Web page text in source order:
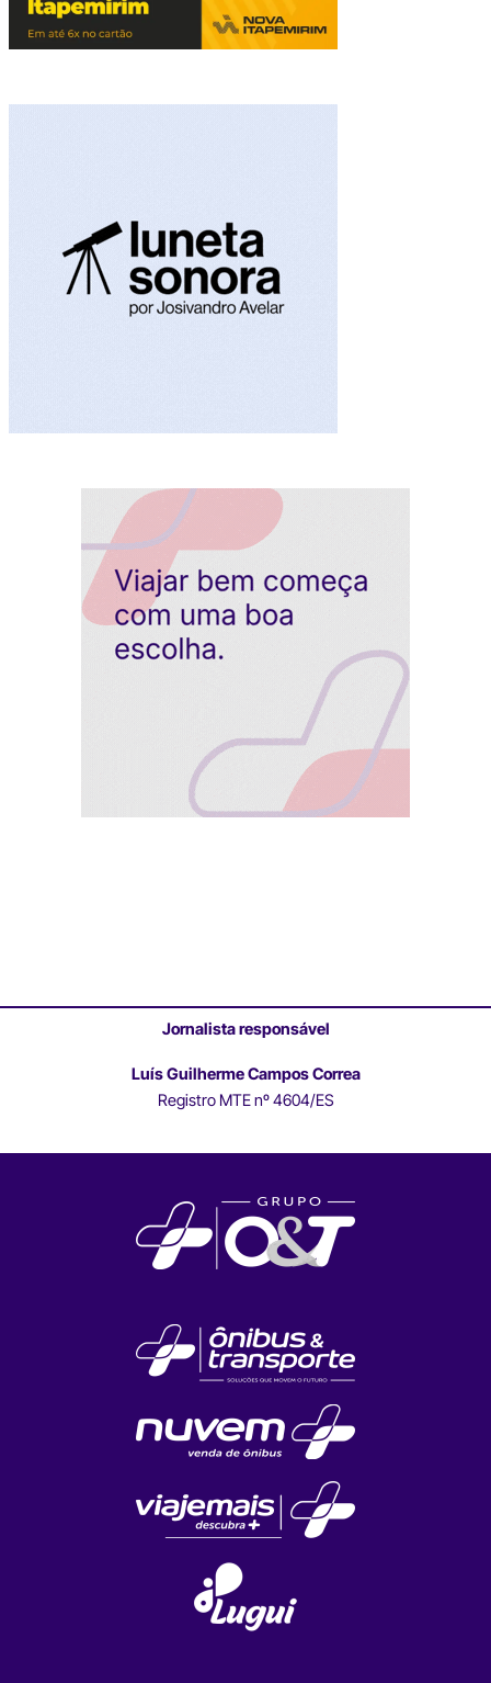
Jornalista responsável
Luís Guilherme Campos Correa
Registro MTE nº 4604/ES